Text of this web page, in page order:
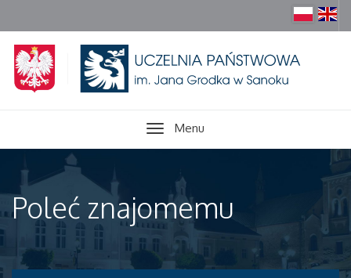
Menu
Poleć znajomemu